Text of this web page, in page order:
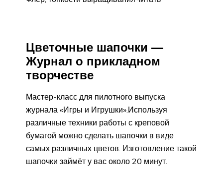
Цветочные шапочки —
Журнал о прикладном
творчестве
Мастер-класс для пилотного выпуска
журнала «Игры и Игрушки».Используя
различные техники работы с креповой
бумагой можно сделать шапочки в виде
самых различных цветов. Изготовление такой
шапочки займёт у вас около 20 минут.